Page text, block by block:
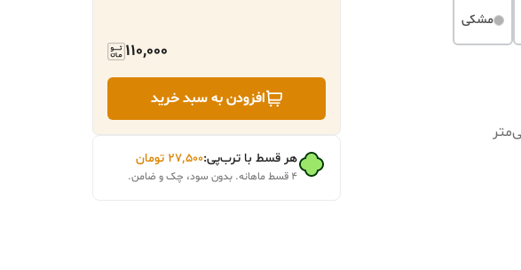
مشکی
110,000
افزودن به سبد خرید
هر قسط با ترب‌پی:۲۷٬۵۰۰ تومان
۴ قسط ماهانه. بدون سود، چک و ضامن.